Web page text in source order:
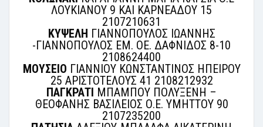
ΛΟΥΚΙΑΝΟΥ 9 ΚΑΙ ΚΑΡΝΕΑΔΟΥ 15
2107210631
ΚΥΨΕΛΗ ΓΙΑΝΝΟΠΟΥΛΟΣ ΙΩΑΝΝΗΣ
-ΓΙΑΝΝΟΠΟΥΛΟΣ ΕΜ. ΟΕ. ΔΑΦΝΙΔΟΣ 8-10
2108624400
ΜΟΥΣΕΙΟ ΓΙΑΝΝΙΟΥ ΚΩΝΣΤΑΝΤΙΝΟΣ ΗΠΕΙΡΟΥ
25 ΑΡΙΣΤΟΤΕΛΟΥΣ 41 2108212932
ΠΑΓΚΡΑΤΙ ΜΠΑΜΠΟΥ ΠΟΛΥΞΕΝΗ –
ΘΕΟΦΑΝΗΣ ΒΑΣΙΛΕΙΟΣ Ο.Ε. ΥΜΗΤΤΟΥ 90
2107235200